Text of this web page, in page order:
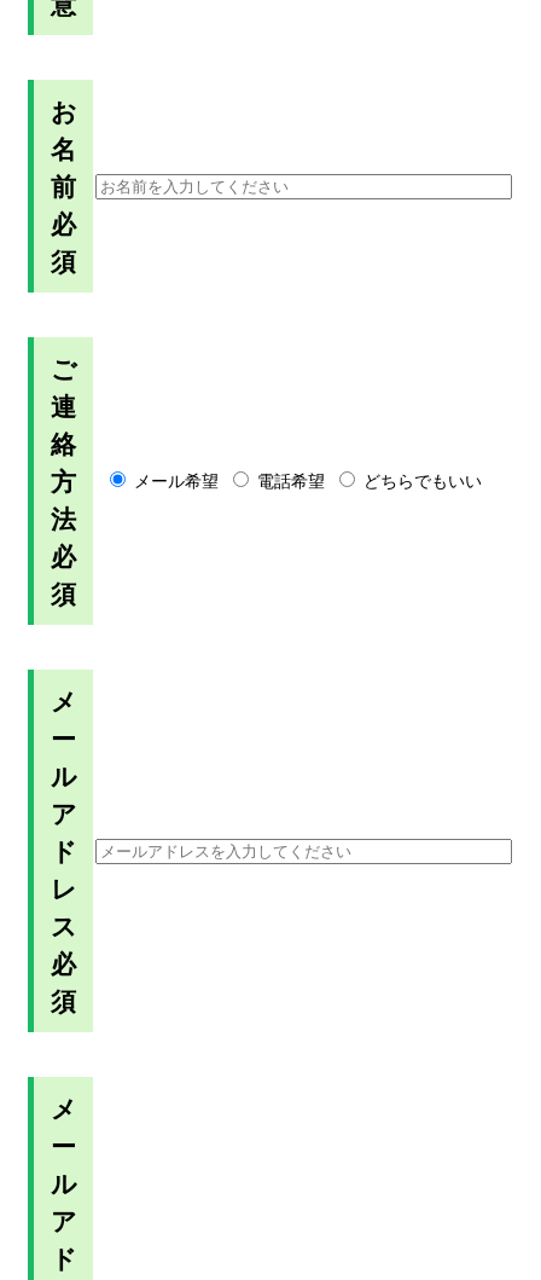
お
名
前
必
須
ご
連
絡
方
法
必
須
メール希望 電話希望 どちらでもいい
メ
ー
ル
ア
ド
レ
ス
必
須
メ
ー
ル
ア
ド